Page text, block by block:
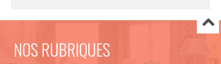
NOS RUBRIQUES